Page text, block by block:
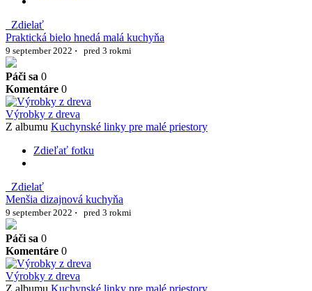
Zdielať
Praktická bielo hnedá malá kuchyňa
9 september 2022 · pred 3 rokmi
Páči sa 0
Komentáre 0
Výrobky z dreva
Z albumu Kuchynské linky pre malé priestory
Zdieľať fotku
Zdielať
Menšia dizajnová kuchyňa
9 september 2022 · pred 3 rokmi
Páči sa 0
Komentáre 0
Výrobky z dreva
Z albumu Kuchynské linky pre malé priestory